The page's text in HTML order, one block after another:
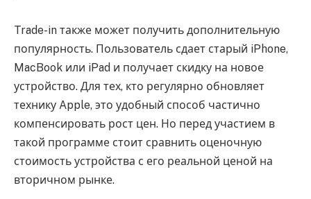
Trade-in также может получить дополнительную
популярность. Пользователь сдает старый iPhone,
MacBook или iPad и получает скидку на новое
устройство. Для тех, кто регулярно обновляет
технику Apple, это удобный способ частично
компенсировать рост цен. Но перед участием в
такой программе стоит сравнить оценочную
стоимость устройства с его реальной ценой на
вторичном рынке.